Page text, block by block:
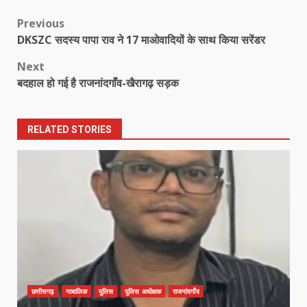
Post
Previous
DKSZC सदस्य पापा राव ने 17 माओवादियों के साथ किया सरेंडर
Next
बदहाल हो गई है राजनांदगाँव-खैरागढ़ सड़क
RELATED STORIES
छत्तीसगढ़ नाबालिक पुलिस पुलिस अधीक्षक राजनांदगाँव